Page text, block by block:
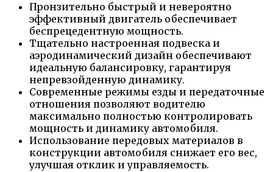
Пронзительно быстрый и невероятно
эффективный двигатель обеспечивает
беспрецедентную мощность.
Тщательно настроенная подвеска и
аэродинамический дизайн обеспечивают
идеальную балансировку, гарантируя
непревзойденную динамику.
Современные режимы езды и передаточные
отношения позволяют водителю
максимально полностью контролировать
мощность и динамику автомобиля.
Использование передовых материалов в
конструкции автомобиля снижает его вес,
улучшая отклик и управляемость.